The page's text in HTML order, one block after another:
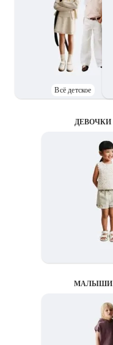
Всё детское
ДЕВОЧКИ
МАЛЫШИ